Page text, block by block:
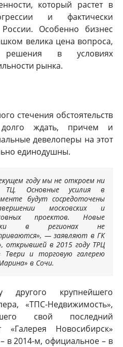
который растет в
и фактически
Особенно бизнес
велика цена вопроса,
в условиях
рынка.
стечения обстоятельств
ждать, причем и
девелоперы на этот
единодушны.
году мы не откроем ни
ТЦ. Основные усилия в
будут сосредоточены
московских и
проектов. Новые
в регионах не
— заявляют в ГК
открывшей в 2015 году ТРЦ
Твери и торговую галерею
в Сочи.
крупнейшего
«ТПС-Недвижимость»,
свой последний
«Галерея Новосибирск»
в 2014-м, официальное – в